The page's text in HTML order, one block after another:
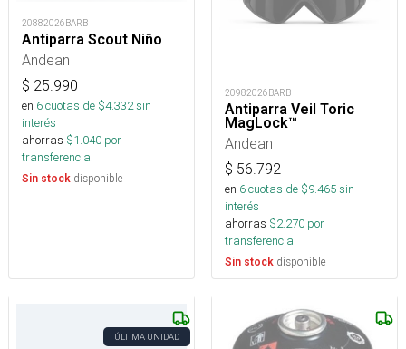
20882026BARB
Antiparra Scout Niño
Andean
$ 25.990
en 6cuotas de $4.332sin
interés
ahorras $1.040 por
transferencia.
Sin stock disponible
20982026BARB
Antiparra Veil Toric
MagLock™
Andean
$ 56.792
en 6cuotas de $9.465sin
interés
ahorras $2.270 por
transferencia.
Sin stock disponible
ÚLTIMA UNIDAD